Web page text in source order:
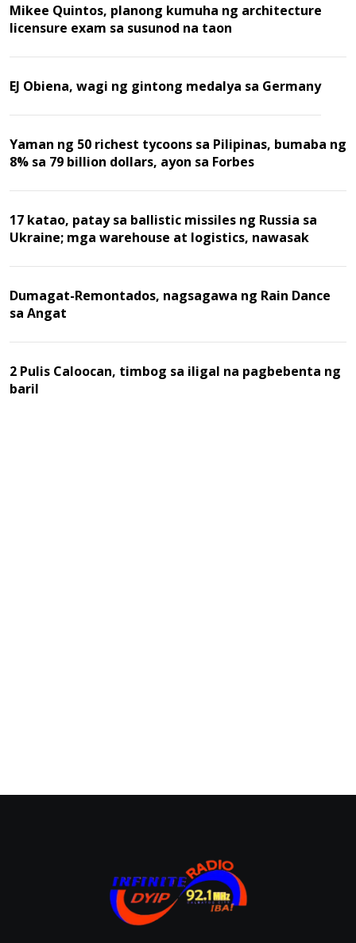
Mikee Quintos, planong kumuha ng architecture
licensure exam sa susunod na taon
EJ Obiena, wagi ng gintong medalya sa Germany
Yaman ng 50 richest tycoons sa Pilipinas, bumaba ng
8% sa 79 billion dollars, ayon sa Forbes
17 katao, patay sa ballistic missiles ng Russia sa
Ukraine; mga warehouse at logistics, nawasak
Dumagat-Remontados, nagsagawa ng Rain Dance
sa Angat
2 Pulis Caloocan, timbog sa iligal na pagbebenta ng
baril